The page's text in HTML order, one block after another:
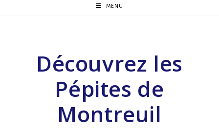
MENU
Découvrez les
Pépites de
Montreuil